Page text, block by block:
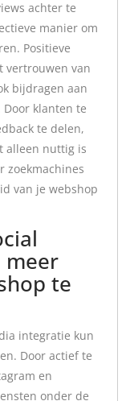
achter te
manier om
Positieve
vertrouwen van
bijdragen aan
klanten te
te delen,
alleen nuttig is
zoekmachines
van je webshop
meer
te
integratie kun
Door actief te
en
onder de